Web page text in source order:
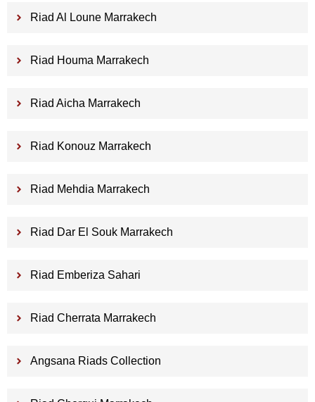
Riad Al Loune Marrakech
Riad Houma Marrakech
Riad Aicha Marrakech
Riad Konouz Marrakech
Riad Mehdia Marrakech
Riad Dar El Souk Marrakech
Riad Emberiza Sahari
Riad Cherrata Marrakech
Angsana Riads Collection